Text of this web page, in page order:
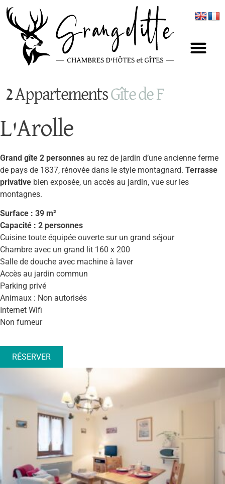
2 AppartementsGîtedeFr
L'Arolle
Grand gîte 2 personnes au rez de jardin d’une ancienne ferme
de pays de 1837, rénovée dans le style montagnard. Terrasse
privative bien exposée, un accès au jardin, vue sur les
montagnes.
Surface : 39 m²
Capacité : 2 personnes
Cuisine toute équipée ouverte sur un grand séjour
Chambre avec un grand lit 160 x 200
Salle de douche avec machine à laver
Accès au jardin commun
Parking privé
Animaux : Non autorisés
Internet Wifi
Non fumeur
RÉSERVER
Panneau de gestion des cookies